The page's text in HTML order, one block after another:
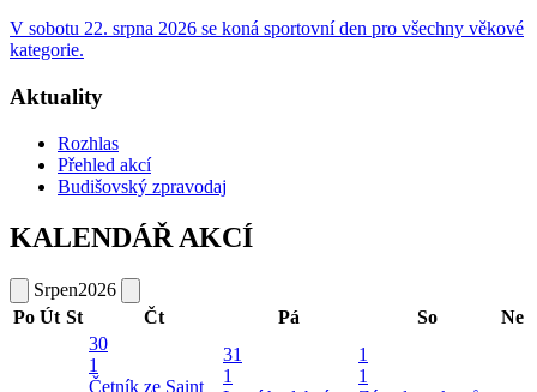
V sobotu 22. srpna 2026 se koná sportovní den pro všechny věkové
kategorie.
Aktuality
Rozhlas
Přehled akcí
Budišovský zpravodaj
KALENDÁŘ AKCÍ
Srpen2026
Po Út St Čt Pá So Ne
30
1
Četník ze Saint
31
1
1
1